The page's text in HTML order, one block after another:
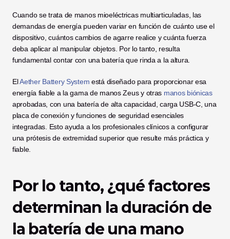
Cuando se trata de manos mioeléctricas multiarticuladas, las
demandas de energía pueden variar en función de cuánto use el
dispositivo, cuántos cambios de agarre realice y cuánta fuerza
deba aplicar al manipular objetos. Por lo tanto, resulta
fundamental contar con una batería que rinda a la altura.
El Aether Battery System está diseñado para proporcionar esa
energía fiable a la gama de manos Zeus y otras manos biónicas
aprobadas, con una batería de alta capacidad, carga USB-C, una
placa de conexión y funciones de seguridad esenciales
integradas. Esto ayuda a los profesionales clínicos a configurar
una prótesis de extremidad superior que resulte más práctica y
fiable.
Por lo tanto, ¿qué factores
determinan la duración de
la batería de una mano